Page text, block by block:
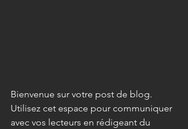
Bienvenue sur votre post de blog.
Utilisez cet espace pour communiquer
avec vos lecteurs en rédigeant du